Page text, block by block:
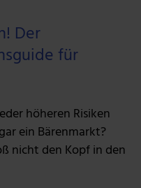
Der
für
höheren Risiken
ein Bärenmarkt?
nicht den Kopf in den